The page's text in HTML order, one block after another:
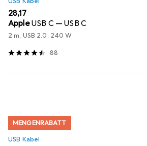
EUR
28,17
AppleUSB C — USB C
2 m, USB 2.0, 240 W
88
MENGENRABATT
USB Kabel